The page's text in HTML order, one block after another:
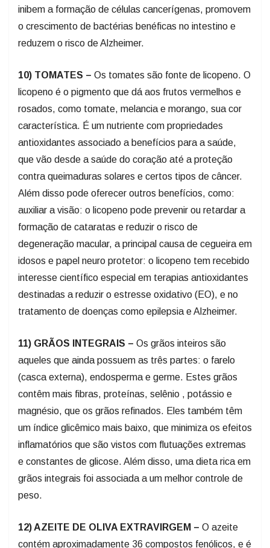
inibem a formação de células cancerígenas, promovem
o crescimento de bactérias benéficas no intestino e
reduzem o risco de Alzheimer.
10) TOMATES – Os tomates são fonte de licopeno. O
licopeno é o pigmento que dá aos frutos vermelhos e
rosados, como tomate, melancia e morango, sua cor
característica. É um nutriente com propriedades
antioxidantes associado a benefícios para a saúde,
que vão desde a saúde do coração até a proteção
contra queimaduras solares e certos tipos de câncer.
Além disso pode oferecer outros benefícios, como:
auxiliar a visão: o licopeno pode prevenir ou retardar a
formação de cataratas e reduzir o risco de
degeneração macular, a principal causa de cegueira em
idosos e papel neuro protetor: o licopeno tem recebido
interesse científico especial em terapias antioxidantes
destinadas a reduzir o estresse oxidativo (EO), e no
tratamento de doenças como epilepsia e Alzheimer.
11) GRÃOS INTEGRAIS – Os grãos inteiros são
aqueles que ainda possuem as três partes: o farelo
(casca externa), endosperma e germe. Estes grãos
contêm mais fibras, proteínas, selênio , potássio e
magnésio, que os grãos refinados. Eles também têm
um índice glicêmico mais baixo, que minimiza os efeitos
inflamatórios que são vistos com flutuações extremas
e constantes de glicose. Além disso, uma dieta rica em
grãos integrais foi associada a um melhor controle de
peso.
12) AZEITE DE OLIVA EXTRAVIRGEM – O azeite
contém aproximadamente 36 compostos fenólicos, e é